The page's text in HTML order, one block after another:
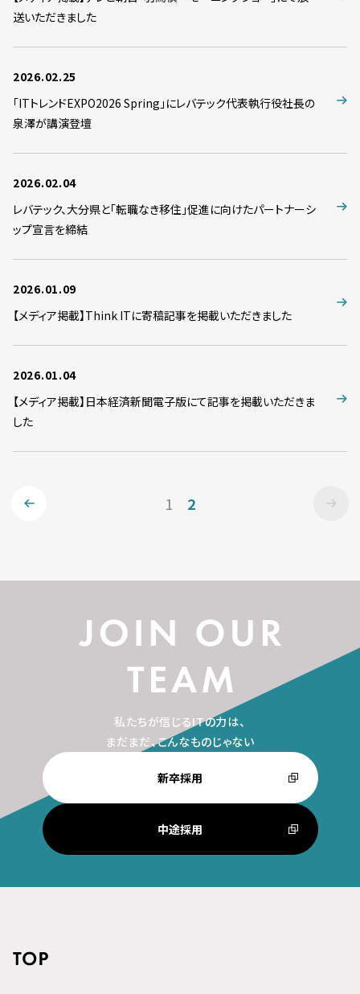
送いただきました
2026.02.25
「ITトレンドEXPO2026 Spring」にレバテック代表執行役社長の
泉澤が講演登壇
2026.02.04
レバテック、大分県と「転職なき移住」促進に向けたパートナーシ
ップ宣言を締結
2026.01.09
【メディア掲載】Think ITに寄稿記事を掲載いただきました
2026.01.04
【メディア掲載】日本経済新聞電子版にて記事を掲載いただきま
した
1 2
私たちが信じるITの力は、
まだまだ、こんなものじゃない
新卒採用
中途採用